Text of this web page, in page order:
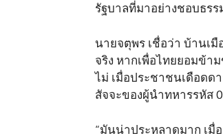
รัฐบาลที่มาอย่างชอบธรร
นายจตุพร เชื่อว่า บ้านเ
จริง หากเพื่อไทยยอมข้า
ไม่ เมื่อประชาชนเดือดด
สัจจะของผู้นำทหารรหัส
“มันน่าประหลาดมาก เ